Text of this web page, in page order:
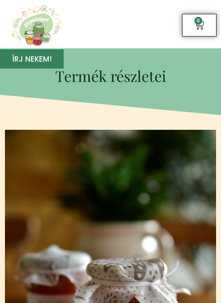
0
ÍRJ NEKEM!
Termék részletei